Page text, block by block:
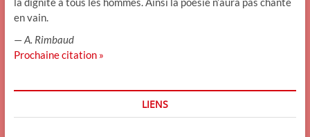
en vain.
—A. Rimbaud
Prochaine citation »
LIENS